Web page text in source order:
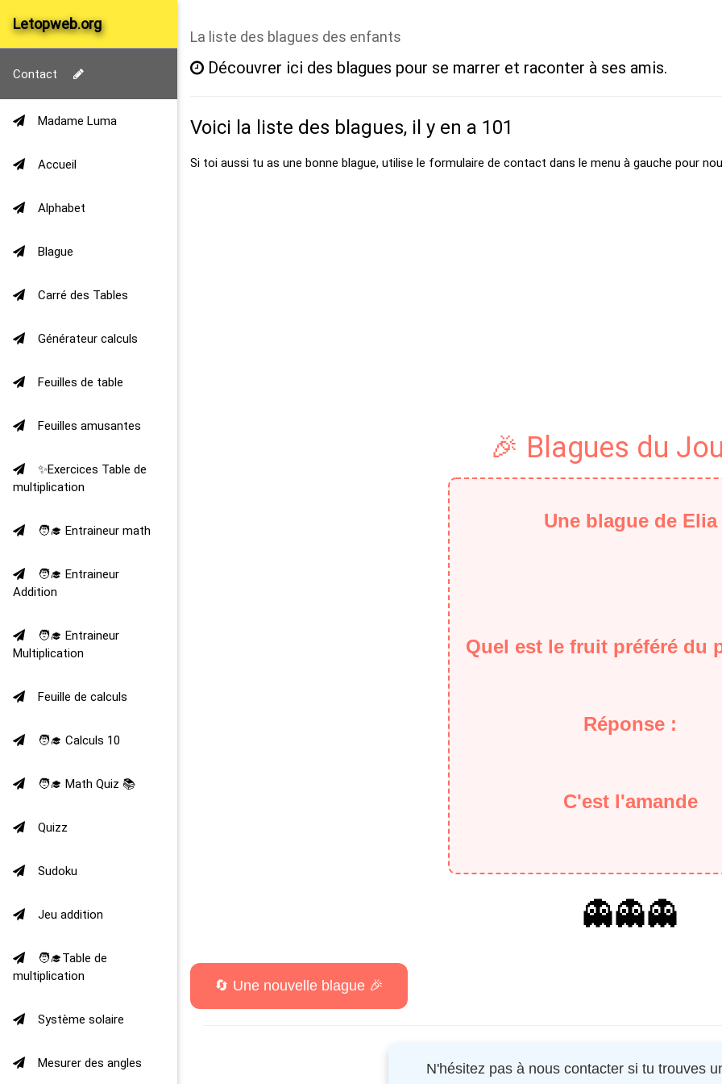
Letopweb.org
Contact
Madame Luma
Accueil
Alphabet
Blague
Carré des Tables
Générateur calculs
Feuilles de table
Feuilles amusantes
✨Exercices Table de
multiplication
🧑‍🎓 Entraineur math
🧑‍🎓 Entraineur
Addition
🧑‍🎓 Entraineur
Multiplication
Feuille de calculs
🧑‍🎓 Calculs 10
🧑‍🎓 Math Quiz 📚
Quizz
Sudoku
Jeu addition
🧑‍🎓Table de
multiplication
Système solaire
Mesurer des angles
La liste des blagues des enfants
Découvrer ici des blagues pour se marrer et raconter à ses amis.
Voici la liste des blagues, il y en a 101
Si toi aussi tu as une bonne blague, utilise le formulaire de contact dans le menu à gauche pour
🎉 Blagues du
Une blague de Elia
Quel est le fruit préféré du
Réponse :
C'est l'amande
👻👻👻
N'hésitez pas à nous contacter si tu trouves